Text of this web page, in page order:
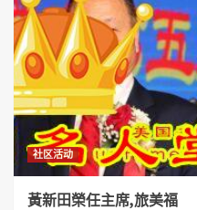
社区活动
黃新田榮任主席,旅美福